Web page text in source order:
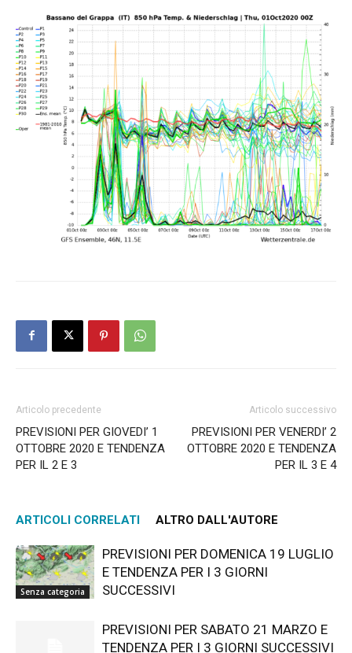
Articolo precedente
PREVISIONI PER GIOVEDI’ 1
OTTOBRE 2020 E TENDENZA
PER IL 2 E 3
Articolo successivo
PREVISIONI PER VENERDI’ 2
OTTOBRE 2020 E TENDENZA
PER IL 3 E 4
ARTICOLI CORRELATI ALTRO DALL'AUTORE
Senza categoria
PREVISIONI PER DOMENICA 19 LUGLIO
E TENDENZA PER I 3 GIORNI
SUCCESSIVI
PREVISIONI PER SABATO 21 MARZO E
TENDENZA PER I 3 GIORNI SUCCESSIVI